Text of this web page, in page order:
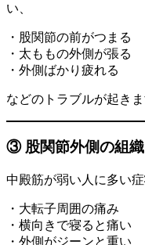
い、
・股関節の前がつまる
・太ももの外側が張る
・外側ばかり疲れる
などのトラブルが起きま
③ 股関節外側の組
中殿筋が弱い人に多い症
・大転子周囲の痛み
・横向きで寝ると痛い
・外側がジーンと重い